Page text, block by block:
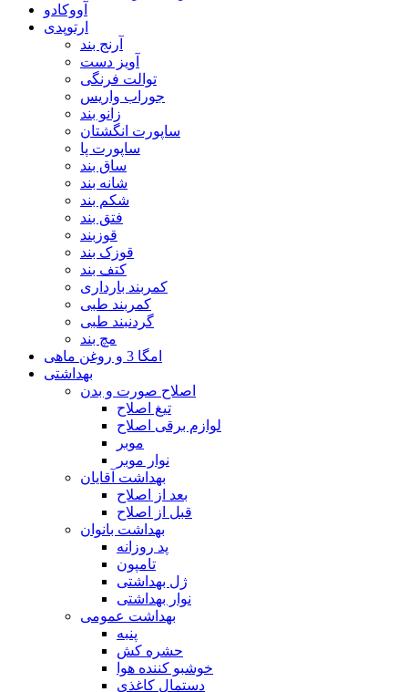
آووکادو
ارتوپدی
آرنج بند
آویز دست
توالت فرنگی
جوراب واریس
زانو بند
ساپورت انگشتان
ساپورت پا
ساق بند
شانه بند
شکم بند
فتق بند
قوزبند
قوزک بند
کتف بند
کمربند بارداری
کمربند طبی
گردنبند طبی
مچ بند
امگا 3 و روغن ماهی
بهداشتی
اصلاح صورت و بدن
تیغ اصلاح
لوازم برقی اصلاح
موبر
نوار موبر
بهداشت آقایان
بعد از اصلاح
قبل از اصلاح
بهداشت بانوان
پد روزانه
تامپون
ژل بهداشتی
نوار بهداشتی
بهداشت عمومی
پنبه
حشره کش
خوشبو کننده هوا
دستمال کاغذی